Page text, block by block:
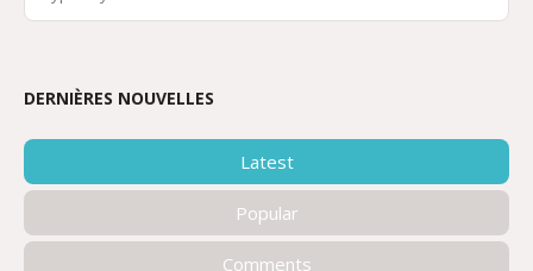
DERNIÈRES NOUVELLES
Latest
Popular
Comments